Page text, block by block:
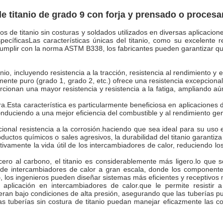
titanio de grado 9 con forja y prensado o
de titanio sin costuras y soldados utilizados en diversas
características únicas del titanio, como su excelente
con la norma ASTM B338, los fabricantes pueden garantizar
incluyendo resistencia a la tracción, resistencia al rendimiento y
puro (grado 1, grado 2, etc.) ofrece una resistencia
una mayor resistencia y resistencia a la fatiga, ampliando
característica es particularmente beneficiosa en
a una mejor eficiencia del combustible y al rendimiento
resistencia a la corrosión.haciendo que sea ideal para su uso
químicos o sales agresivos, la durabilidad del titanio
la vida útil de los intercambiadores de calor, reduciendo
al carbono, el titanio es considerablemente más ligero.lo que
intercambiadores de calor a gran escala, donde los
ingenieros pueden diseñar sistemas más eficientes y receptivos
en intercambiadores de calor.que le permite resistir
bajo condiciones de alta presión, asegurando que las tuberías
sin costura de titanio puedan manejar eficazmente las